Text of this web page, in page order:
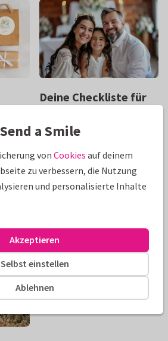
sie
Deine Checkliste für
Schwirren dir auch gerade
Erstkommunion erledigen
möchtest? Sehr gut, dass du
a Smile
von Cookies auf deinem
zu verbessern, die Nutzung
und personalisierte Inhalte
Ablehnen
Selbst einstellen
Akzeptieren